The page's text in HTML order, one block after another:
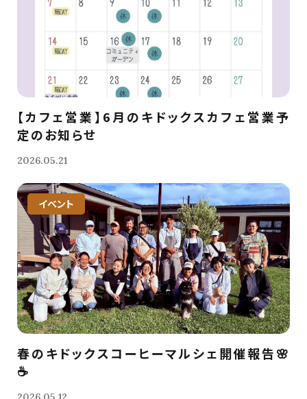
【カフェ営業】6月のキドックスカフェ営業予
定のお知らせ
2026.05.21
イベント
春のキドックスコーヒーマルシェ開催報告🌸
☕️